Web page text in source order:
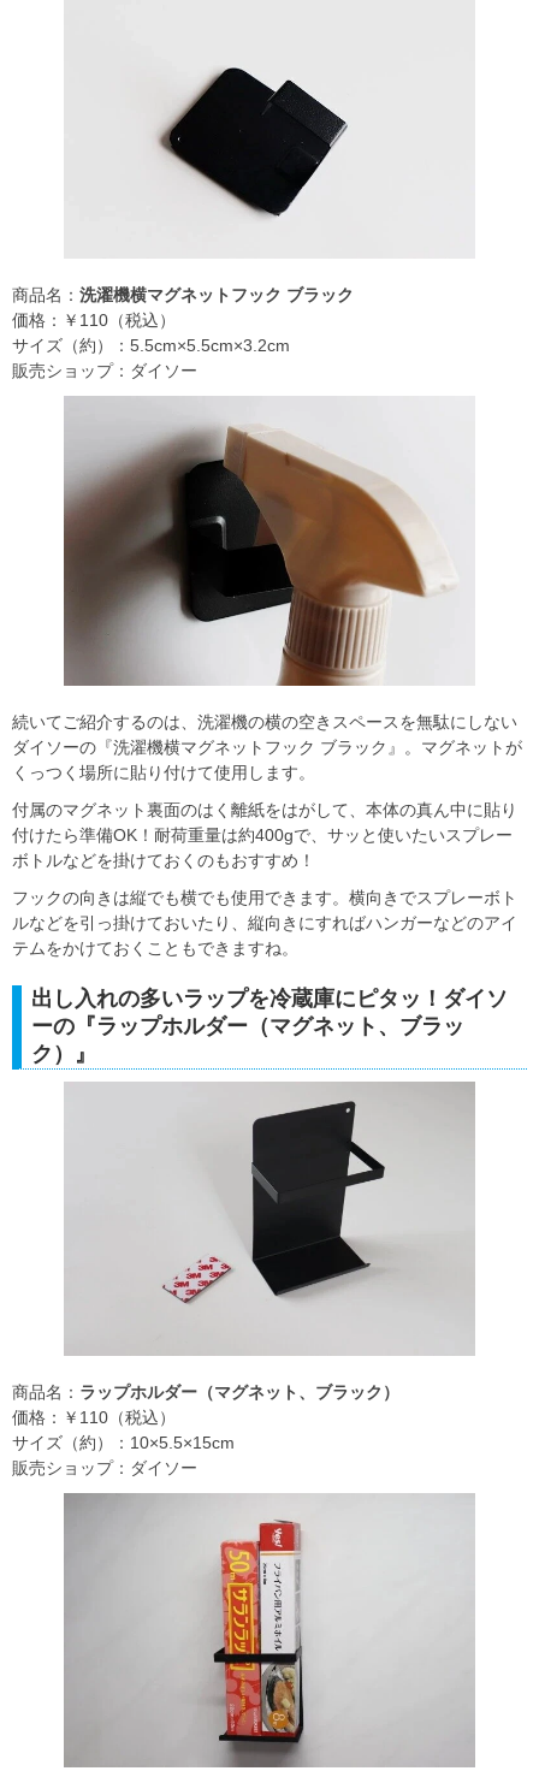
商品名： 洗濯機横マグネットフック ブラック
価格：￥110（税込）
サイズ（約）：5.5cm×5.5cm×3.2cm
販売ショップ：ダイソー
続いてご紹介するのは、洗濯機の横の空きスペースを無駄にしない
ダイソーの『洗濯機横マグネットフック ブラック』。マグネットが
くっつく場所に貼り付けて使用します。
付属のマグネット裏面のはく離紙をはがして、本体の真ん中に貼り
付けたら準備OK！耐荷重量は約400gで、サッと使いたいスプレー
ボトルなどを掛けておくのもおすすめ！
フックの向きは縦でも横でも使用できます。横向きでスプレーボト
ルなどを引っ掛けておいたり、縦向きにすればハンガーなどのアイ
テムをかけておくこともできますね。
出し入れの多いラップを冷蔵庫にピタッ！ダイソ
ーの『ラップホルダー（マグネット、ブラッ
ク）』
商品名： ラップホルダー（マグネット、ブラック）
価格：￥110（税込）
サイズ（約）：10×5.5×15cm
販売ショップ：ダイソー